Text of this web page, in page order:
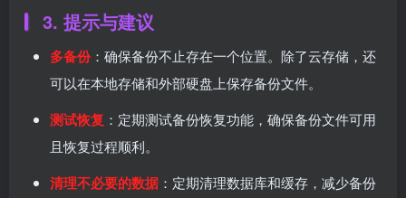
3. 提示与建议
多备份：确保备份不止存在一个位置。除了云存储，还
可以在本地存储和外部硬盘上保存备份文件。
测试恢复 ：定期测试备份恢复功能，确保备份文件可用
且恢复过程顺利。
清理不必要的数据 ：定期清理数据库和缓存，减少备份